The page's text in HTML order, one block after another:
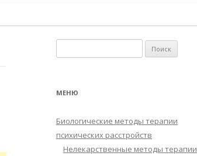
МЕНЮ
Биологические методы терапии
психических расстройств
Нелекарственные методы терапии